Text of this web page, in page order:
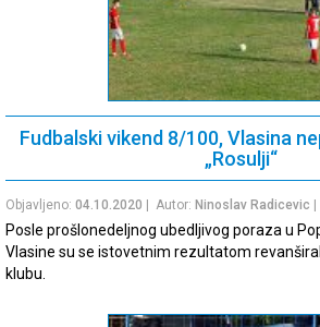
Fudbalski vikend 8/100, Vlasina
„Rosulji“
Objavljeno: 04.10.2020 | Autor: Ninoslav Radicevic
Posle prošlonedeljnog ubedljivog poraza u
Vlasine su se istovetnim rezultatom
klubu.